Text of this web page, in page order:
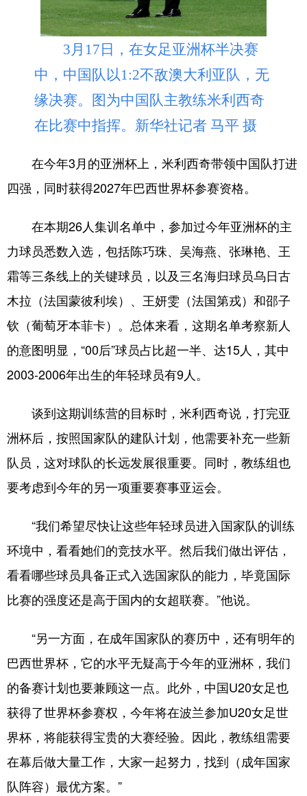
多语种频道
English Español Français عربى
Русский язык 日本語 한국어
Deutsch Português
3月17日，在女足亚洲杯半决赛
中，中国队以1:2不敌澳大利亚队，无
缘决赛。图为中国队主教练米利西奇
在比赛中指挥。新华社记者 马平 摄
在今年3月的亚洲杯上，米利西奇带领中国队打进
四强，同时获得2027年巴西世界杯参赛资格。
在本期26人集训名单中，参加过今年亚洲杯的主
力球员悉数入选，包括陈巧珠、吴海燕、张琳艳、王
霜等三条线上的关键球员，以及三名海归球员乌日古
木拉（法国蒙彼利埃）、王妍雯（法国第戎）和邵子
钦（葡萄牙本菲卡）。总体来看，这期名单考察新人
的意图明显，“00后”球员占比超一半、达15人，其中
2003-2006年出生的年轻球员有9人。
谈到这期训练营的目标时，米利西奇说，打完亚
洲杯后，按照国家队的建队计划，他需要补充一些新
队员，这对球队的长远发展很重要。同时，教练组也
要考虑到今年的另一项重要赛事亚运会。
“我们希望尽快让这些年轻球员进入国家队的训练
环境中，看看她们的竞技水平。然后我们做出评估，
看看哪些球员具备正式入选国家队的能力，毕竟国际
比赛的强度还是高于国内的女超联赛。”他说。
“另一方面，在成年国家队的赛历中，还有明年的
巴西世界杯，它的水平无疑高于今年的亚洲杯，我们
的备赛计划也要兼顾这一点。此外，中国U20女足也
获得了世界杯参赛权，今年将在波兰参加U20女足世
界杯，将能获得宝贵的大赛经验。因此，教练组需要
在幕后做大量工作，大家一起努力，找到（成年国家
队阵容）最优方案。”